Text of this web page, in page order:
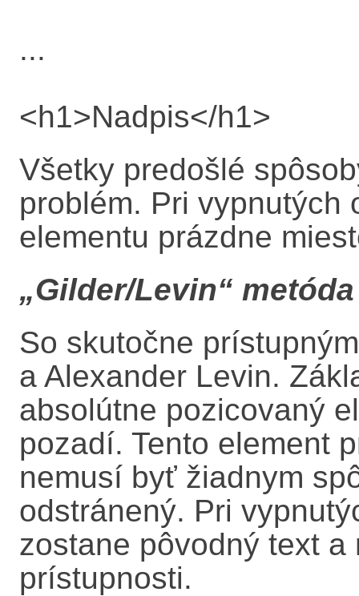
...
<h1>Nadpis</h1>
Všetky predošlé
problém. Pri vypnutých
elementu prázdne
„Gilder/Levin“ metóda
So skutočne
a Alexander Levin.
absolútne pozicovaný
pozadí. Tento element
nemusí byť žiadnym
odstránený. Pri
zostane pôvodný text
prístupnosti.